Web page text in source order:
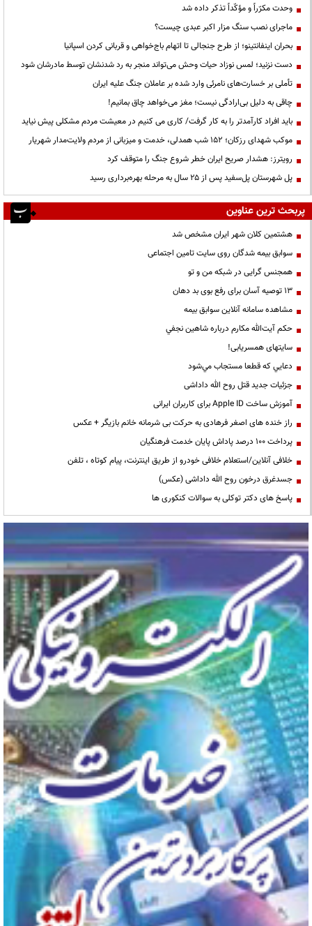
وحدت مکرّراً و مؤکّداً تذکر داده شد
ماجرای نصب سنگ مزار اکبر عبدی چیست؟
بحران اینفانتینو؛ از طرح جنجالی تا اتهام باج‌خواهی و قربانی کردن اسپانیا
دست نزنید؛ لمس نوزاد حیات وحش می‌تواند منجر به رد شدنشان توسط مادرشان شود
تأملی بر خسارت‌های نامرئی وارد شده بر عاملان جنگ علیه ایران
چاقی به دلیل بی‌ارادگی نیست؛ مغز می‌خواهد چاق بمانیم!
باید افراد کارآمدتر را به کار گرفت/ کاری می کنیم در معیشت مردم مشکلی پیش نیاید
موکب شهدای رزکان؛ ۱۵۲ شب همدلی، خدمت و میزبانی از مردم ولایت‌مدار شهریار
رویترز: هشدار صریح ایران خطر شروع جنگ را متوقف کرد
پل شهرستان پل‌سفید پس از ۲۵ سال به مرحله بهره‌برداری رسید
پربحث ترین عناوین
هشتمین کلان شهر ایران مشخص شد
سوابق بیمه شدگان روی سایت تامین اجتماعی
همجنس گرایی در شبکه من و تو
13 توصیه آسان برای رفع بوی بد دهان
مشاهده سامانه آنلاين سوابق بیمه
حكم آيت‌الله مكارم درباره شاهين نجفي
سایتهای همسریابی!
دعايي كه قطعا مستجاب مي‌شود
جزئیات جدید قتل روح الله داداشی
آموزش ساخت Apple ID برای کاربران ایرانی
راز خنده های اصغر فرهادی به حرکت بی شرمانه خانم بازیگر + عکس
پرداخت ۱۰۰ درصد پاداش پایان خدمت فرهنگیان
خلافی آنلاین/استعلام خلافی خودرو از طریق اینترنت، پیام کوتاه ، تلفن
جسدغرق درخون روح الله داداشی (عکس)
پاسخ های دکتر توکلی به سوالات کنکوری ها